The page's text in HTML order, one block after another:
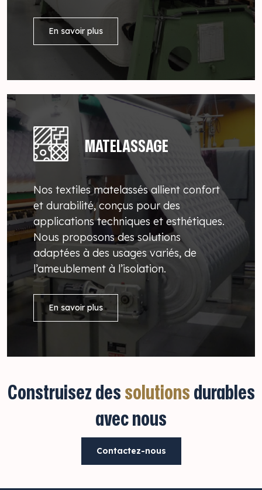
En savoir plus
MATELASSAGE
Nos textiles matelassés allient confort
et durabilité, conçus pour des
applications techniques et esthétiques.
Nous proposons des solutions
adaptées à des usages variés, de
l’ameublement à l’isolation.
En savoir plus
Construisez des solutions durables
avec nous
Contactez-nous